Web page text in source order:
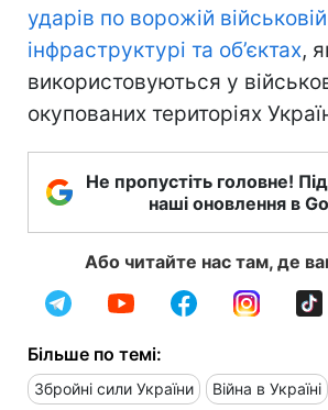
ударів по ворожій військовій
інфраструктурі та об’єктах,
використовуються у
окупованих територіях
Не пропустіть головне!
наші оновлення в
Або читайте нас там, де
Більше по темі:
Збройні сили України Війна в Україні